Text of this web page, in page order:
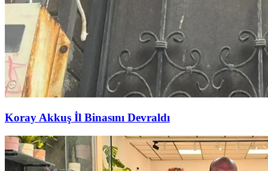
Koray Akkuş İl Binasını Devraldı